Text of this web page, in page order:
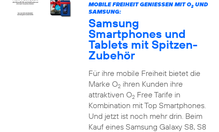
MOBILE FREIHEIT GENIESSEN MIT O 2UND
SAMSUNG:
Samsung
Smartphones und
Tablets mit Spitzen-
Zubehör
Für ihre mobile Freiheit bietet die
Marke O2ihren Kunden ihre
attraktiven O2Free Tarife in
Kombination mit Top Smartphones.
Und jetzt ist noch mehr drin. Beim
Kauf eines Samsung Galaxy S8, S8